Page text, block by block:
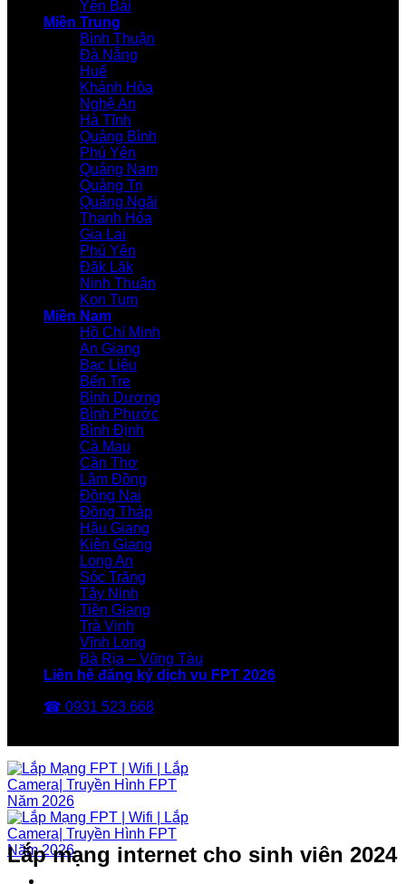
Yên Bái
Miền Trung
Bình Thuận
Đà Nẵng
Huế
Khánh Hòa
Nghệ An
Hà Tĩnh
Quảng Bình
Phú Yên
Quảng Nam
Quảng Trị
Quảng Ngãi
Thanh Hóa
Gia Lai
Phú Yên
Đăk Lăk
Ninh Thuận
Kon Tum
Miền Nam
Hồ Chí Minh
An Giang
Bạc Liêu
Bến Tre
Bình Dương
Bình Phước
Bình Định
Cà Mau
Cần Thơ
Lâm Đồng
Đồng Nai
Đồng Tháp
Hậu Giang
Kiên Giang
Long An
Sóc Trăng
Tây Ninh
Tiền Giang
Trà Vinh
Vĩnh Long
Bà Rịa – Vũng Tàu
Liên hệ đăng ký dịch vụ FPT 2026
☎ 0931 523 668
Lắp mạng internet cho sinh viên 2024